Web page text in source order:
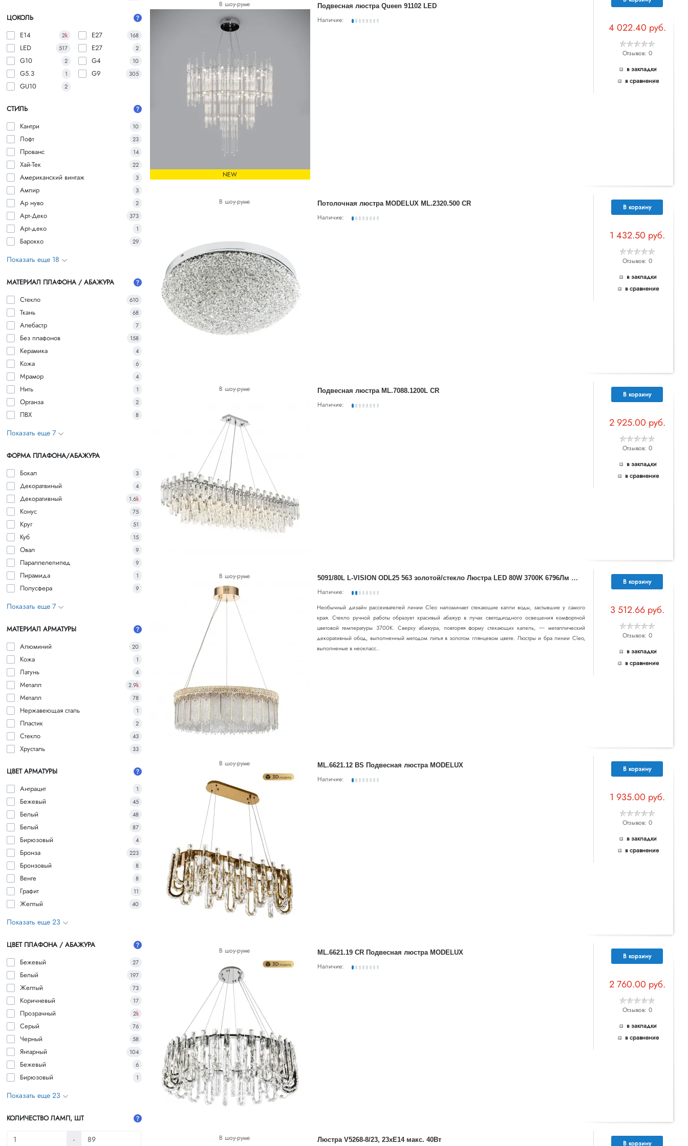
ЦОКОЛЬ
E14
2k E27 168
LED 517 E27 2
G10 2 G4 10
G5.3 1 G9 305
GU10 2
СТИЛЬ
Кантри
10
Лофт 23
Прованс 14
Хай-Тек 22
Американский винтаж 3
Ампир 3
Ар нуво 2
Арт-Деко 373
Арт-деко 1
Барокко 29
Показать еще 18
МАТЕРИАЛ ПЛАФОНА / АБАЖУРА
Стекло
610
Ткань 68
Алебастр 7
Без плафонов 158
Керамика 4
Кожа 6
Мрамор 4
Нить 1
Органза 2
ПВХ 8
Показать еще 7
ФОРМА ПЛАФОНА/АБАЖУРА
Бокал
3
Декоратвиный 4
Декоративный 1.6k
Конус 75
Круг 51
Куб 15
Овал 9
Параллелепипед 9
Пирамида 1
Полусфера 9
Показать еще 7
МАТЕРИАЛ АРМАТУРЫ
Алюминий
20
Кожа 1
Латунь 4
Металл 2.9k
Металл 78
Нержавеющая сталь 1
Пластик 2
Стекло 43
Хрусталь 33
ЦВЕТ АРМАТУРЫ
Антрацит
1
Бежевый 45
Белый 48
Белый 87
Бирюзовый 4
Бронза 223
Бронзовый 8
Венге 8
Графит 11
Желтый 40
Показать еще 23
ЦВЕТ ПЛАФОНА / АБАЖУРА
Бежевый
27
Белый 197
Желтый 73
Коричневый 17
Прозрачный 2k
Серый 76
Черный 58
Янтарный 104
Бежевый 6
Бирюзовый 1
Показать еще 23
КОЛИЧЕСТВО ЛАМП, ШТ
-
В шоу-руме
NEW
Подвесная люстра Queen 91102 LED
Наличие:
4 022.40 руб.
Отзывов: 0
в закладки
в сравнение
В шоу-руме Потолочная люстра MODELUX ML.2320.500 CR
Наличие:
В корзину
1 432.50 руб.
Отзывов: 0
в закладки
в сравнение
В шоу-руме Подвесная люстра ML.7088.1200L CR
Наличие:
В корзину
2 925.00 руб.
Отзывов: 0
в закладки
в сравнение
В шоу-руме 5
091/80L L-VISION ODL25 563 золотой/стекло Люстра LED 80W 3700K 6796Лм CLEO
Наличие:
В корзину
3 512.66 руб.
Отзывов: 0
в закладки
в сравнение
Необычный дизайн рассеивателей линии Cleo напоминает стекающие капли воды, застывшие у самого
края. Стекло ручной работы образует красивый абажур в лучах светодиодного освещения комфортной
цветовой температуры 3700К. Сверху абажура, повторяя форму стекающих капель, ― металлический
декоративный обод, выполненный методом литья в золотом глянцевом цвете. Люстры и бра линии Cleo,
выполненые в неокласс..
В шоу-руме ML.6621.12 BS Подвесная люстра MODELUX
Наличие:
В корзину
1 935.00 руб.
Отзывов: 0
в закладки
в сравнение
В шоу-руме ML.6621.19 CR Подвесная люстра MODELUX
Наличие:
В корзину
2 760.00 руб.
Отзывов: 0
в закладки
в сравнение
В шоу-руме Люстра V5268-8/23, 23хE14 макс. 40Вт В корзину